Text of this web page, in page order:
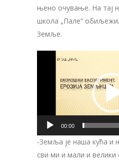
њено очување. На тај
школа „Пале“
Земље.
Прегледач
видео
записа
00:00
-Земља је наша кућа и
сви ми и мали и